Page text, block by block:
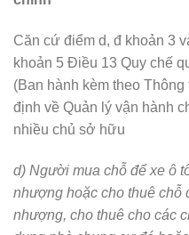
Căn cứ điểm d, đ khoản 3
khoản 5 Điều 13 Quy chế
(Ban hành kèm theo
định về Quản lý vận hành
nhiều chủ sở hữu
d) Người mua chỗ để xe ô
nhượng hoặc cho thuê chỗ
nhượng, cho thuê cho các